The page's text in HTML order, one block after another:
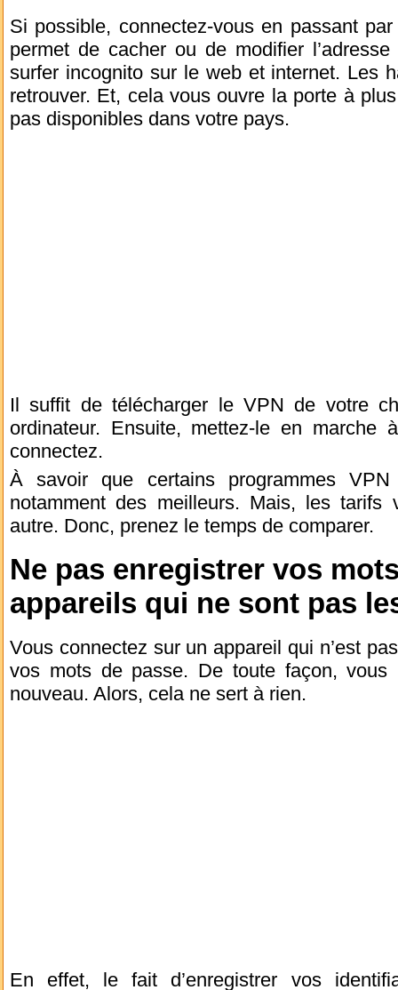
Si possible, connectez-vous en passant
permet de cacher ou de modifier
surfer incognito sur le web et internet. Les
retrouver. Et, cela vous ouvre la porte à
pas disponibles dans votre pays.
Il suffit de télécharger le VPN de votre
ordinateur. Ensuite, mettez-le en marche
connectez.
À savoir que certains programmes
notamment des meilleurs. Mais, les tarifs
autre. Donc, prenez le temps de comparer.
Ne pas enregistrer vos
appareils qui ne sont pas
Vous connectez sur un appareil qui n’est
vos mots de passe. De toute façon, vous
nouveau. Alors, cela ne sert à rien.
En effet, le fait d’enregistrer vos